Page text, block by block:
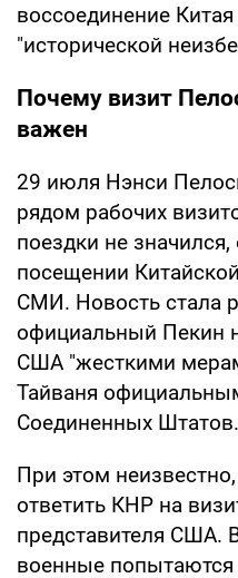
воссоединение
"исторической
Почему визит
важен
29 июля Нэнси
рядом рабочих
поездки не
посещении
СМИ. Новость стала
официальный Пекин
США "жесткими
Тайваня
Соединенных Штатов.
При этом
ответить КНР на
представителя США.
военные попытаются